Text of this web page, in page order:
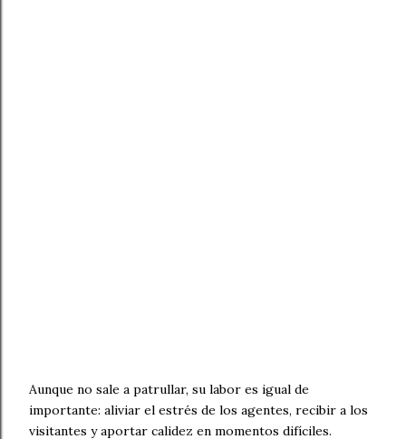
Aunque no sale a patrullar, su labor es igual de
importante: aliviar el estrés de los agentes, recibir a los
visitantes y aportar calidez en momentos difíciles.